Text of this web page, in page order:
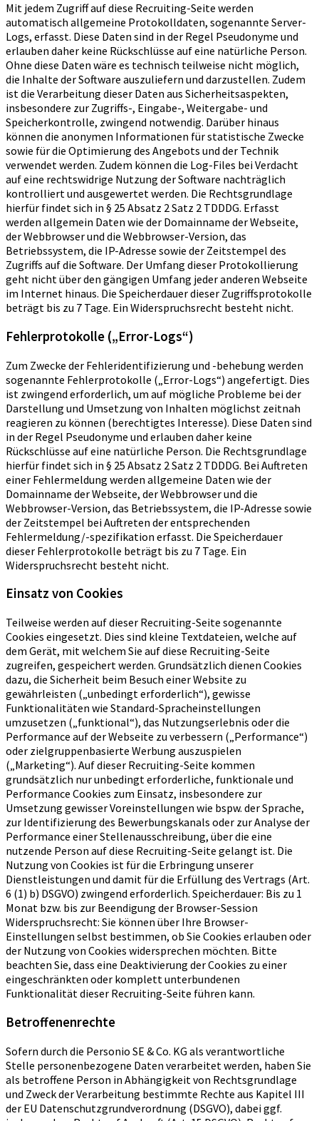
Mit jedem Zugriff auf diese Recruiting-Seite werden
automatisch allgemeine Protokolldaten, sogenannte Server-
Logs, erfasst. Diese Daten sind in der Regel Pseudonyme und
erlauben daher keine Rückschlüsse auf eine natürliche Person.
Ohne diese Daten wäre es technisch teilweise nicht möglich,
die Inhalte der Software auszuliefern und darzustellen. Zudem
ist die Verarbeitung dieser Daten aus Sicherheitsaspekten,
insbesondere zur Zugriffs-, Eingabe-, Weitergabe- und
Speicherkontrolle, zwingend notwendig. Darüber hinaus
können die anonymen Informationen für statistische Zwecke
sowie für die Optimierung des Angebots und der Technik
verwendet werden. Zudem können die Log-Files bei Verdacht
auf eine rechtswidrige Nutzung der Software nachträglich
kontrolliert und ausgewertet werden. Die Rechtsgrundlage
hierfür findet sich in § 25 Absatz 2 Satz 2 TDDDG. Erfasst
werden allgemein Daten wie der Domainname der Webseite,
der Webbrowser und die Webbrowser-Version, das
Betriebssystem, die IP-Adresse sowie der Zeitstempel des
Zugriffs auf die Software. Der Umfang dieser Protokollierung
geht nicht über den gängigen Umfang jeder anderen Webseite
im Internet hinaus. Die Speicherdauer dieser Zugriffsprotokolle
beträgt bis zu 7 Tage. Ein Widerspruchsrecht besteht nicht.
Fehlerprotokolle („Error-Logs“)
Zum Zwecke der Fehleridentifizierung und -behebung werden
sogenannte Fehlerprotokolle („Error-Logs“) angefertigt. Dies
ist zwingend erforderlich, um auf mögliche Probleme bei der
Darstellung und Umsetzung von Inhalten möglichst zeitnah
reagieren zu können (berechtigtes Interesse). Diese Daten sind
in der Regel Pseudonyme und erlauben daher keine
Rückschlüsse auf eine natürliche Person. Die Rechtsgrundlage
hierfür findet sich in § 25 Absatz 2 Satz 2 TDDDG. Bei Auftreten
einer Fehlermeldung werden allgemeine Daten wie der
Domainname der Webseite, der Webbrowser und die
Webbrowser-Version, das Betriebssystem, die IP-Adresse sowie
der Zeitstempel bei Auftreten der entsprechenden
Fehlermeldung/-spezifikation erfasst. Die Speicherdauer
dieser Fehlerprotokolle beträgt bis zu 7 Tage. Ein
Widerspruchsrecht besteht nicht.
Einsatz von Cookies
Teilweise werden auf dieser Recruiting-Seite sogenannte
Cookies eingesetzt. Dies sind kleine Textdateien, welche auf
dem Gerät, mit welchem Sie auf diese Recruiting-Seite
zugreifen, gespeichert werden. Grundsätzlich dienen Cookies
dazu, die Sicherheit beim Besuch einer Website zu
gewährleisten („unbedingt erforderlich“), gewisse
Funktionalitäten wie Standard-Spracheinstellungen
umzusetzen („funktional“), das Nutzungserlebnis oder die
Performance auf der Webseite zu verbessern („Performance“)
oder zielgruppenbasierte Werbung auszuspielen
(„Marketing“). Auf dieser Recruiting-Seite kommen
grundsätzlich nur unbedingt erforderliche, funktionale und
Performance Cookies zum Einsatz, insbesondere zur
Umsetzung gewisser Voreinstellungen wie bspw. der Sprache,
zur Identifizierung des Bewerbungskanals oder zur Analyse der
Performance einer Stellenausschreibung, über die eine
nutzende Person auf diese Recruiting-Seite gelangt ist. Die
Nutzung von Cookies ist für die Erbringung unserer
Dienstleistungen und damit für die Erfüllung des Vertrags (Art.
6 (1) b) DSGVO) zwingend erforderlich. Speicherdauer: Bis zu 1
Monat bzw. bis zur Beendigung der Browser-Session
Widerspruchsrecht: Sie können über Ihre Browser-
Einstellungen selbst bestimmen, ob Sie Cookies erlauben oder
der Nutzung von Cookies widersprechen möchten. Bitte
beachten Sie, dass eine Deaktivierung der Cookies zu einer
eingeschränkten oder komplett unterbundenen
Funktionalität dieser Recruiting-Seite führen kann.
Betroffenenrechte
Sofern durch die Personio SE & Co. KG als verantwortliche
Stelle personenbezogene Daten verarbeitet werden, haben Sie
als betroffene Person in Abhängigkeit von Rechtsgrundlage
und Zweck der Verarbeitung bestimmte Rechte aus Kapitel III
der EU Datenschutzgrundverordnung (DSGVO), dabei ggf.